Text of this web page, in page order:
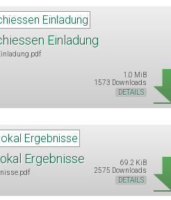
Einladung
1.0 MiB
1573 Downloads
DETAILS
Ergebnisse
69.2 KiB
2575 Downloads
DETAILS